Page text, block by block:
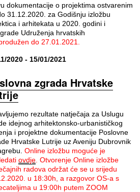
dokumentacije o projektima ostvarenim
31.12.2020. za Godišnju izložbu
i arhitekata u 2020. godini i
Udruženja hrvatskih
do 27.01.2021.
2020 - 15/01/2021
zgrada Hrvatske
rezultate natječaja za Uslugu
idejnog arhitektonsko-urbanističkog
i projektne dokumentacije Poslovne
Hrvatske Lutrije uz Aveniju Dubrovnik
Online izložbu moguće je
ovdje. Otvorenje Online izložbe
radova održat će se u srijedu
u 18:30h, a razgovor OS-a s
u 19:00h putem ZOOM